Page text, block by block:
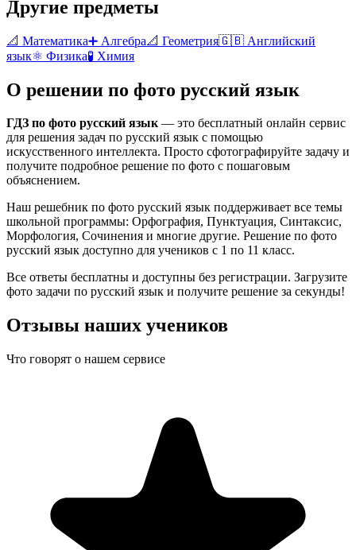
Другие предметы
📐 Математика➕ Алгебра📐 Геометрия🇬🇧 Английский
язык⚛️ Физика🧪 Химия
О решении по фото русский язык
ГДЗ по фото русский язык— это бесплатный онлайн сервис
для решения задач по русский язык с помощью
искусственного интеллекта. Просто сфотографируйте задачу и
получите подробное решение по фото с пошаговым
объяснением.
Наш решебник по фото русский язык поддерживает все темы
школьной программы: Орфография, Пунктуация, Синтаксис,
Морфология, Сочинения и многие другие. Решение по фото
русский язык доступно для учеников с 1 по 11 класс.
Все ответы бесплатны и доступны без регистрации. Загрузите
фото задачи по русский язык и получите решение за секунды!
Отзывы наших учеников
Что говорят о нашем сервисе